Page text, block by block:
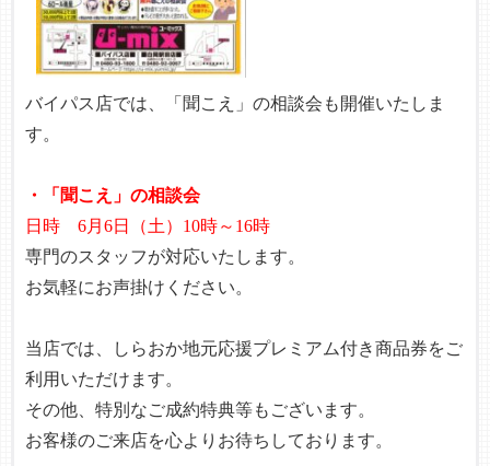
バイパス店では、「聞こえ」の相談会も開催いたしま
す。
・「聞こえ」の相談会
日時 6月6日（土）10時～16時
専門のスタッフが対応いたします。
お気軽にお声掛けください。
当店では、しらおか地元応援プレミアム付き商品券をご
利用いただけます。
その他、特別なご成約特典等もございます。
お客様のご来店を心よりお待ちしております。